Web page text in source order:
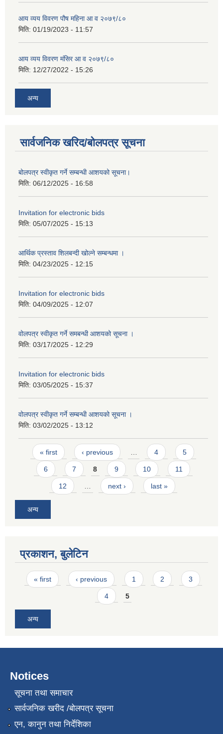
आय व्यय विवरण पौष महिना आ व २०७९/८०
मिति: 01/19/2023 - 11:57
आय व्यय विवरण मंसिर आ व २०७९/८०
मिति: 12/27/2022 - 15:26
अन्य
सार्वजनिक खरिद/बोलपत्र सूचना
बोलपत्र स्वीकृत गर्ने सम्बन्धी आशयको सूचना।
मिति: 06/12/2025 - 16:58
Invitation for electronic bids
मिति: 05/07/2025 - 15:13
आर्थिक प्रस्ताव शिलबन्दी खोल्ने सम्बन्धमा ।
मिति: 04/23/2025 - 12:15
Invitation for electronic bids
मिति: 04/09/2025 - 12:07
वोलपत्र स्वीकृत गर्ने समबन्धी आशयको सूचना ।
मिति: 03/17/2025 - 12:29
Invitation for electronic bids
मिति: 03/05/2025 - 15:37
वोलपत्र स्वीकृत गर्ने सम्बन्धी आशयको सूचना ।
मिति: 03/02/2025 - 13:12
Pages
« first ‹ previous … 4 5
6 7 8 9 10 11
12 … next › last »
अन्य
प्रकाशन, बुलेटिन
Pages
« first ‹ previous 1 2 3
4 5
अन्य
Notices
सूचना तथा समाचार
सार्वजनिक खरीद /बोलपत्र सूचना
एन, कानुन तथा निर्देशिका